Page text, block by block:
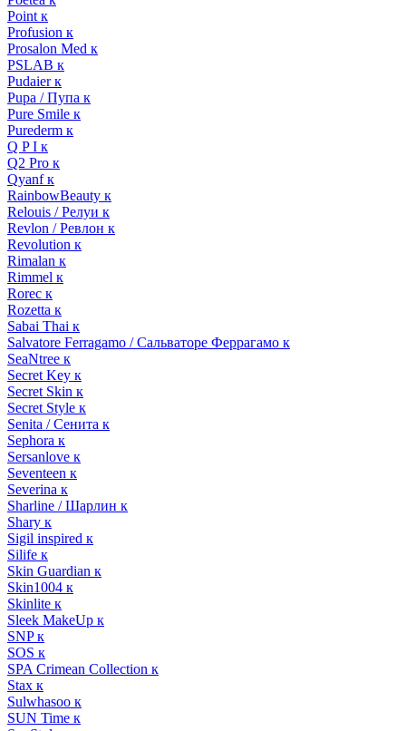
Point к
Profusion к
Prosalon Med к
PSLAB к
Pudaier к
Pupa / Пупа к
Pure Smile к
Purederm к
Q P I к
Q2 Pro к
Qyanf к
RainbowBeauty к
Relouis / Релуи к
Revlon / Ревлон к
Revolution к
Rimalan к
Rimmel к
Rorec к
Rozetta к
Sabai Thai к
Salvatore Ferragamo / Сальваторе Феррагамо к
SeaNtree к
Secret Key к
Secret Skin к
Secret Style к
Senita / Сенита к
Sephora к
Sersanlove к
Seventeen к
Severina к
Sharline / Шарлин к
Shary к
Sigil inspired к
Silife к
Skin Guardian к
Skin1004 к
Skinlite к
Sleek MakeUp к
SNP к
SOS к
SPA Crimean Collection к
Stax к
Sulwhasoo к
SUN Time к